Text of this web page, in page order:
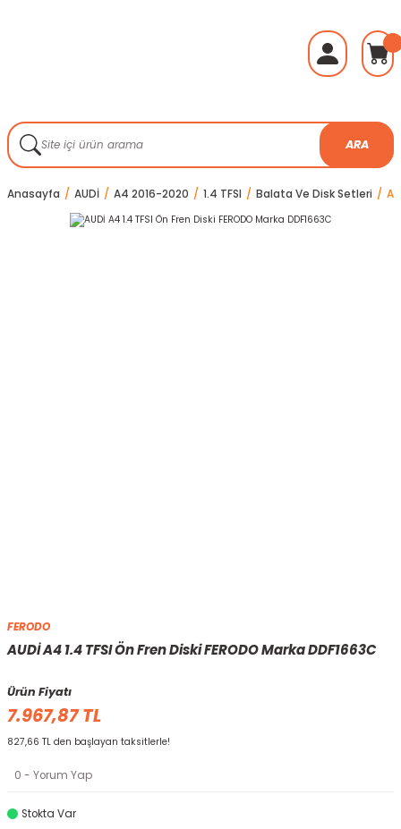
ARA
Anasayfa AUDİ A4 2016-2020 1.4 TFSI Balata Ve Disk Setleri
FERODO
AUDİ A4 1.4 TFSI Ön Fren Diski FERODO Marka DDF1663C
Ürün Fiyatı
7.967,87 TL
827,66 TL den başlayan taksitlerle!
0 - Yorum Yap
Stokta Var